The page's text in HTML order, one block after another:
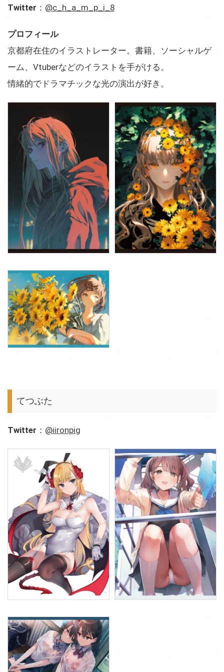
Twitter ： @c_h_a_m_p_i_8
プロフィール
京都府在住のイラストレーター。書籍、ソーシャルゲ
ーム、Vtuberなどのイラストを手がける。
情緒的でドラマチックな光の演出が好き。
てつぶた
Twitter ： @iironpig